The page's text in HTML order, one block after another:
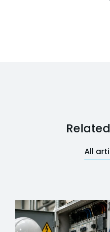
All